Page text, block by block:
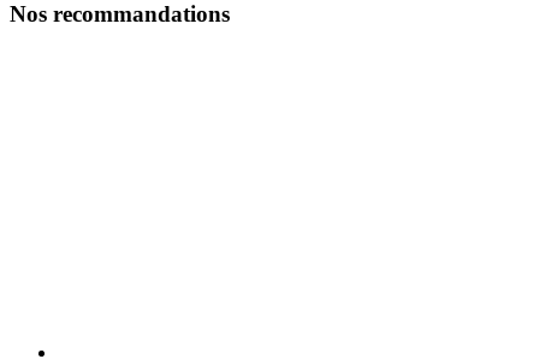
Nos recommandations